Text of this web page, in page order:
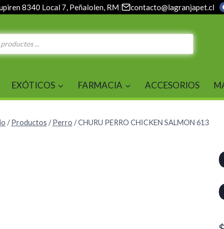
8340 Local 7, Peñalolen, RM| contacto@lagranjapet.cl
EXÓTICOS FARMACIA ACCESORIOS
/ Productos / Perro / CHURU PERRO CHICKEN SALMON 613